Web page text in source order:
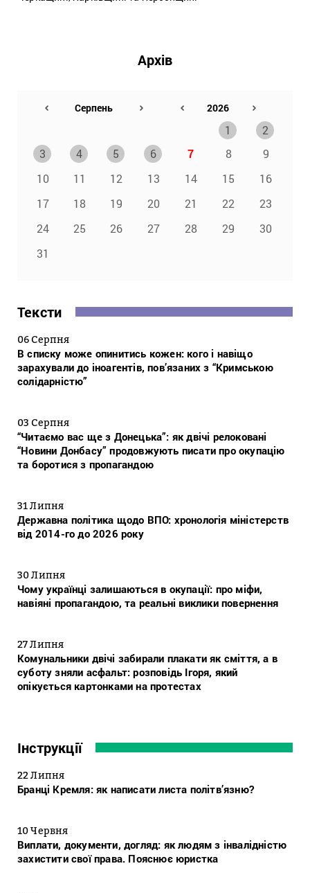
Архів
1
2
3
4 5 6 7 8
9
10
11 12 13 14 15
16
17
18 19 20 21 22
23
24
25 26 27 28 29
30
31
Тексти
06 Серпня
В списку може опинитись кожен: кого і навіщо
зарахували до іноагентів, пов’язаних з “Кримською
солідарністю”
03 Серпня
“Читаємо вас ще з Донецька”: як двічі релоковані
“Новини Донбасу” продовжують писати про окупацію
та боротися з пропагандою
31 Липня
Державна політика щодо ВПО: хронологія міністерств
від 2014-го до 2026 року
30 Липня
Чому українці залишаються в окупації: про міфи,
навіяні пропагандою, та реальні виклики повернення
27 Липня
Комунальники двічі забирали плакати як сміття, а в
суботу зняли асфальт: розповідь Ігоря, який
опікується картонками на протестах
Інструкції
22 Липня
Бранці Кремля: як написати листа політв’язню?
10 Червня
Виплати, документи, догляд: як людям з інвалідністю
захистити свої права. Пояснює юристка